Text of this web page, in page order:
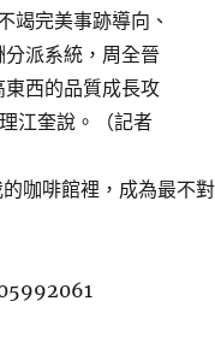
竭完美事跡導向、
派系統，周全晉
西的品質成長攻
江奎說。（記者
咖啡館裡，成為最不對